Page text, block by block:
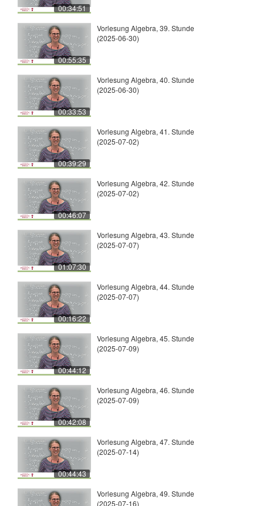
00:34:51
00:55:35
Vorlesung Algebra, 39. Stunde
(2025-06-30)
00:33:53
Vorlesung Algebra, 40. Stunde
(2025-06-30)
00:39:29
Vorlesung Algebra, 41. Stunde
(2025-07-02)
00:46:07
Vorlesung Algebra, 42. Stunde
(2025-07-02)
01:07:30
Vorlesung Algebra, 43. Stunde
(2025-07-07)
00:16:22
Vorlesung Algebra, 44. Stunde
(2025-07-07)
00:44:12
Vorlesung Algebra, 45. Stunde
(2025-07-09)
00:42:08
Vorlesung Algebra, 46. Stunde
(2025-07-09)
00:44:43
Vorlesung Algebra, 47. Stunde
(2025-07-14)
Vorlesung Algebra, 49. Stunde
(2025-07-16)